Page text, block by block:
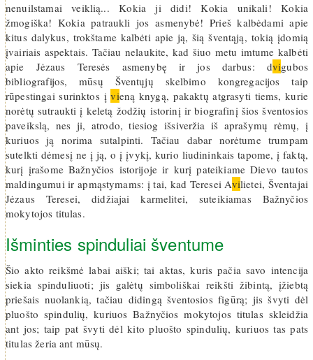
nenuilstamai veiklią... Kokia ji didi! Kokia unikali! Kokia
žmogiška! Kokia patraukli jos asmenybė! Prieš kalbėdami apie
kitus dalykus, trokštame kalbėti apie ją, šią šventąją, tokią įdomią
įvairiais aspektais. Tačiau nelaukite, kad šiuo metu imtume kalbėti
apie Jėzaus Teresės asmenybę ir jos darbus: dvigubos
bibliografijos, mūsų Šventųjų skelbimo kongregacijos taip
rūpestingai surinktos įvieną knygą, pakaktų atgrasyti tiems, kurie
norėtų sutraukti į keletą žodžių istorinį ir biografinį šios šventosios
paveikslą, nes ji, atrodo, tiesiog išsiveržia iš aprašymų rėmų, į
kuriuos ją norima sutalpinti. Tačiau dabar norėtume trumpam
sutelkti dėmesį ne į ją, o į įvykį, kurio liudininkais tapome, į faktą,
kurį įrašome Bažnyčios istorijoje ir kurį pateikiame Dievo tautos
maldingumui ir apmąstymams: į tai, kad Teresei Avilietei, Šventajai
Jėzaus Teresei, didžiajai karmelitei, suteikiamas Bažnyčios
mokytojos titulas.
Išminties spinduliai šventume
Šio akto reikšmė labai aiški; tai aktas, kuris pačia savo intencija
siekia spinduliuoti; jis galėtų simboliškai reikšti žibintą, įžiebtą
priešais nuolankią, tačiau didingą šventosios figūrą; jis švyti dėl
pluošto spindulių, kuriuos Bažnyčios mokytojos titulas skleidžia
ant jos; taip pat švyti dėl kito pluošto spindulių, kuriuos tas pats
titulas žeria ant mūsų.